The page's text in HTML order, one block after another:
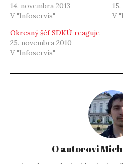
14. novembra 2013
V "Infoservis"
V
Okresný šéf SDKÚ reaguje
25. novembra 2010
V "Infoservis"
O autorovi